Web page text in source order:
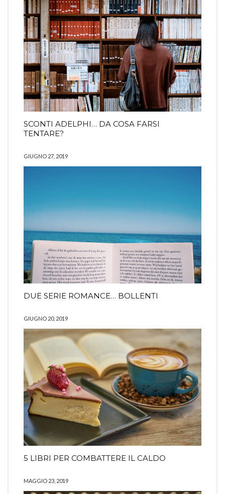
SCONTI ADELPHI… DA COSA FARSI
TENTARE?
GIUGNO 27, 2019
DUE SERIE ROMANCE… BOLLENTI
GIUGNO 20, 2019
5 LIBRI PER COMBATTERE IL CALDO
MAGGIO 23, 2019